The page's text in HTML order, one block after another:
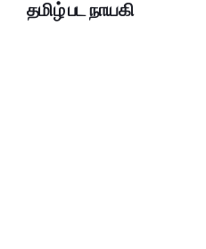
தமிழ் பட நாயகி